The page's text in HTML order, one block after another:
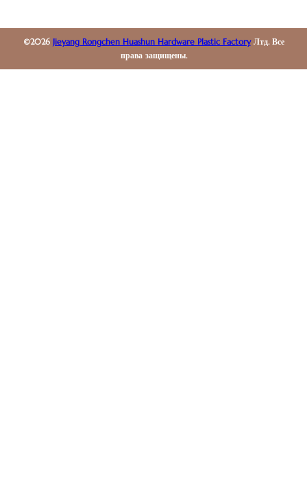
©2026 Jieyang Rongchen Huashun Hardware Plastic FactoryЛтд. Все
права защищены.